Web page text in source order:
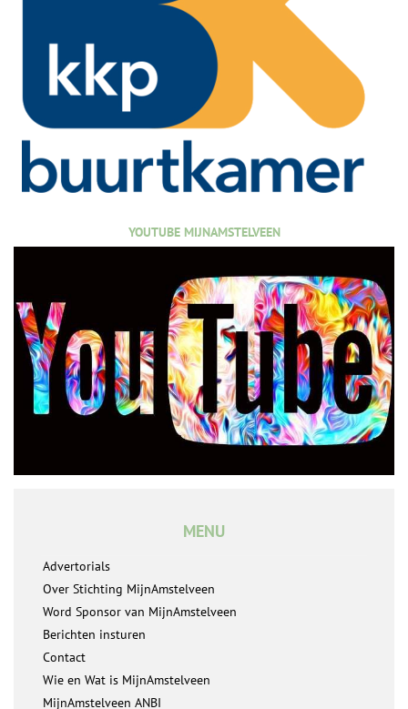
YOUTUBE MIJNAMSTELVEEN
MENU
Advertorials
Over Stichting MijnAmstelveen
Word Sponsor van MijnAmstelveen
Berichten insturen
Contact
Wie en Wat is MijnAmstelveen
MijnAmstelveen ANBI